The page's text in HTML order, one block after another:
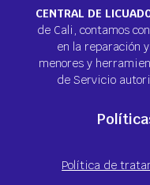
CENTRAL DE
de Cali, contamos
en la reparación
menores y
de Servicio
Política de